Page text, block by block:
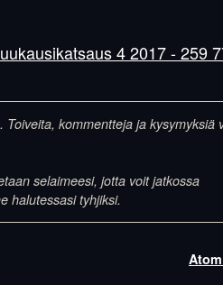
4 2017 - 259
kommentteja ja kysymyksiä
selaimeesi, jotta voit jatkossa
halutessasi tyhjiksi.